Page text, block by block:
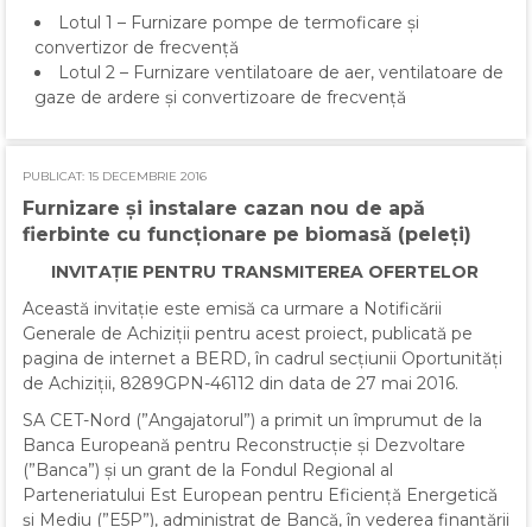
Lotul 1 – Furnizare pompe de termoficare și
convertizor de frecvență
Lotul 2 – Furnizare ventilatoare de aer, ventilatoare de
gaze de ardere și convertizoare de frecvență
Furnizare și instalare cazan nou de apă
fierbinte cu funcționare pe biomasă (peleți)
PUBLICAT: 15 DECEMBRIE 2016
INVITAȚIE PENTRU TRANSMITEREA OFERTELOR
Această invitație este emisă ca urmare a Notificării
Generale de Achiziții pentru acest proiect, publicată pe
pagina de internet a BERD, în cadrul secțiunii Oportunități
de Achiziții, 8289GPN-46112 din data de 27 mai 2016.
SA CET-Nord (”Angajatorul”) a primit un împrumut de la
Banca Europeană pentru Reconstrucție și Dezvoltare
(”Banca”) și un grant de la Fondul Regional al
Parteneriatului Est European pentru Eficiență Energetică
și Mediu (”E5P”), administrat de Bancă, în vederea finanțării